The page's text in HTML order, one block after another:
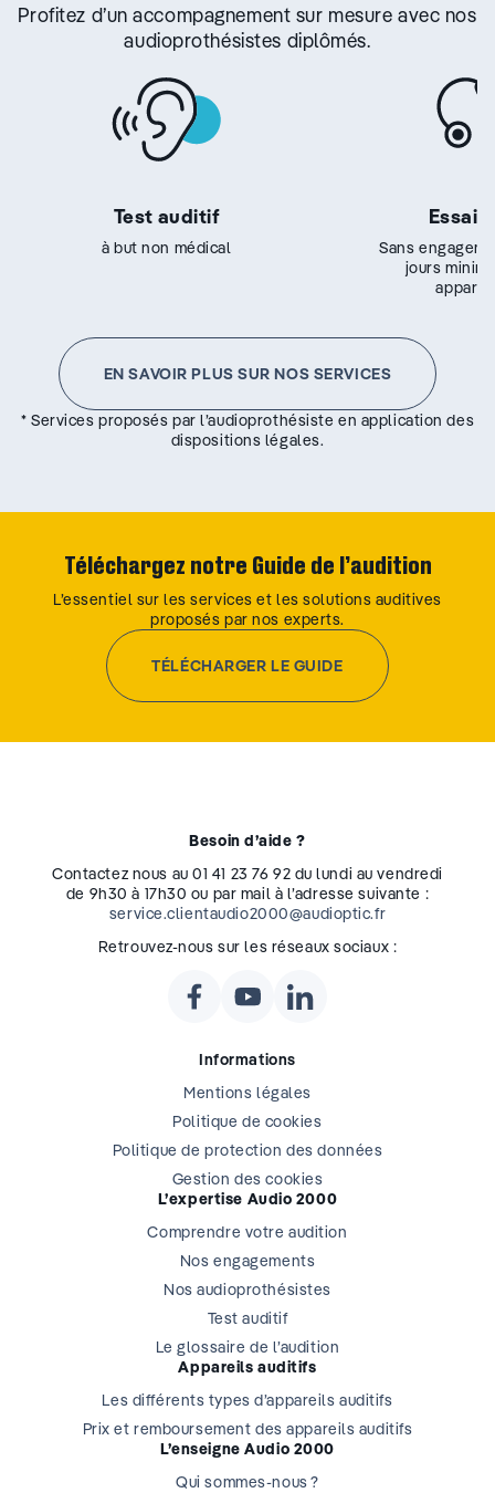
Profitez d’un accompagnement sur mesure avec nos
audioprothésistes diplômés.
Test auditif
à but non médical
Essai
Sans
jours
EN SAVOIR PLUS SUR NOS SERVICES
* Services proposés par l’audioprothésiste en application des
dispositions légales.
Téléchargez notre Guide de l’audition
L’essentiel sur les services et les solutions auditives
proposés par nos experts.
TÉLÉCHARGER LE GUIDE
Besoin d’aide ?
Contactez nous au 01 41 23 76 92 du lundi au vendredi
de 9h30 à 17h30 ou par mail à l’adresse suivante :
service.clientaudio2000@audioptic.fr
Retrouvez-nous sur les réseaux sociaux :
Informations
Mentions légales
Politique de cookies
Politique de protection des données
Gestion des cookies
L’expertise Audio 2000
Comprendre votre audition
Nos engagements
Nos audioprothésistes
Test auditif
Le glossaire de l’audition
Appareils auditifs
Les différents types d’appareils auditifs
Prix et remboursement des appareils auditifs
L’enseigne Audio 2000
Qui sommes-nous ?